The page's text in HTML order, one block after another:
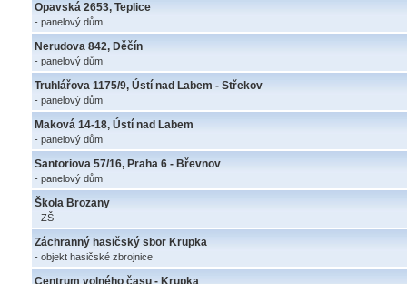
Opavská 2653, Teplice
- panelový dům
Nerudova 842, Děčín
- panelový dům
Truhlářova 1175/9, Ústí nad Labem - Střekov
- panelový dům
Maková 14-18, Ústí nad Labem
- panelový dům
Santoriova 57/16, Praha 6 - Břevnov
- panelový dům
Škola Brozany
- ZŠ
Záchranný hasičský sbor Krupka
- objekt hasičské zbrojnice
Centrum volného času - Krupka